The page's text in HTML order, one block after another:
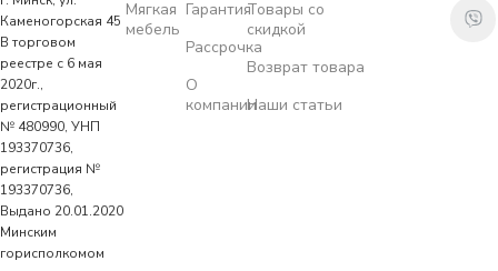
Каменогорская 45
В торговом
реестре с 6 мая
2020г.,
регистрационный
№ 480990, УНП
193370736,
регистрация №
193370736,
Выдано 20.01.2020
Минским
горисполкомом
Мягкая
мебель
Гарантия
Рассрочка
О
компании
Товары со
скидкой
Возврат товара
Наши статьи